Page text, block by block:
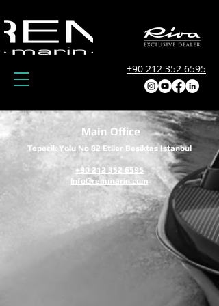
+90 212 352 6595
Main Office
Tepecik Yolu No 82 Etiler Besiktas Istanbul
+90 212 352 6595
info@remmarin.com